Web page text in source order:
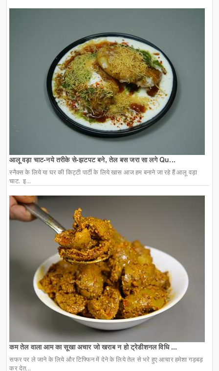
आलू वड़ा चाट-नये तरीके से-झटपट बने, तेल बस जरा सा लगे Qu...
स्नैक्स के लिये या घर की किट्टी पार्टी के लिये खास आज हम बनाने जा रहे हैं आलू वड़ा
चाट. इ...
कम तेल वाला आम का सूखा अचार जो खराब न हो ट्रेडीशनल विधि ...
सफर पर ले जाने के लिये और टिफ्फिन में देने के लिये तेल से भरे हुए आचार हमेशा गड़बड़
कर देत...